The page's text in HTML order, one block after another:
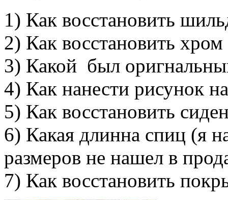
1) Как восстановить
2) Как восстановить хром
3) Какой был
4) Как нанести рисунок
5) Как восстановить
6) Какая длинна спиц (я
размеров не нашел в
7) Как восстановить